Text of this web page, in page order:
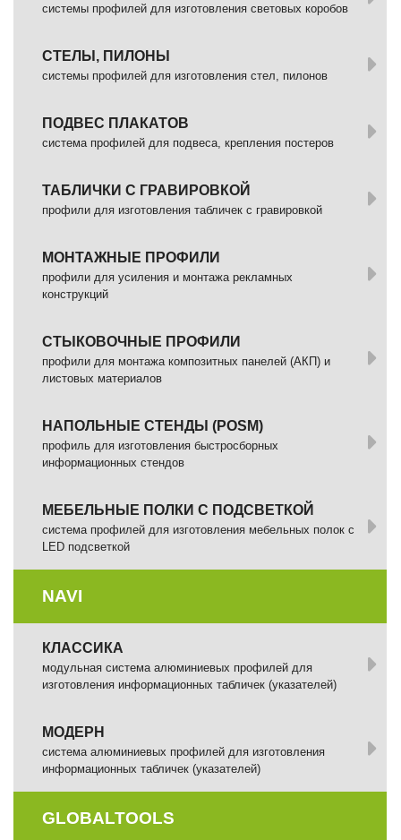
системы профилей для изготовления световых коробов
СТЕЛЫ, ПИЛОНЫ
системы профилей для изготовления стел, пилонов
ПОДВЕС ПЛАКАТОВ
система профилей для подвеса, крепления постеров
ТАБЛИЧКИ С ГРАВИРОВКОЙ
профили для изготовления табличек с гравировкой
МОНТАЖНЫЕ ПРОФИЛИ
профили для усиления и монтажа рекламных
конструкций
СТЫКОВОЧНЫЕ ПРОФИЛИ
профили для монтажа композитных панелей (АКП) и
листовых материалов
НАПОЛЬНЫЕ СТЕНДЫ (POSM)
профиль для изготовления быстросборных
информационных стендов
МЕБЕЛЬНЫЕ ПОЛКИ С ПОДСВЕТКОЙ
cистема профилей для изготовления мебельных полок с
LED подсветкой
NAVI
КЛАССИКА
модульная система алюминиевых профилей для
изготовления информационных табличек (указателей)
МОДЕРН
система алюминиевых профилей для изготовления
информационных табличек (указателей)
GLOBALTOOLS